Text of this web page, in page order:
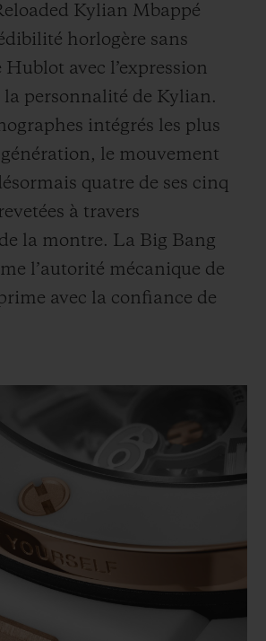
Kylian Mbappé
horlogère sans
avec l’expression
la personnalité de Kylian.
intégrés les plus
génération, le mouvement
quatre de ses cinq
à travers
la montre. La Big Bang
l’autorité mécanique de
avec la confiance de